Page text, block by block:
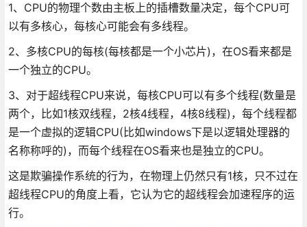
1、CPU的物理个数由主板上的插槽数量决定，每个CPU可
以有多核心，每核心可能会有多线程。
2、多核CPU的每核(每核都是一个小芯片)，在OS看来都是
一个独立的CPU。
3、对于超线程CPU来说，每核CPU可以有多个线程(数量是
两个，比如1核双线程，2核4线程，4核8线程)，每个线程都
是一个虚拟的逻辑CPU(比如windows下是以逻辑处理器的
名称称呼的)，而每个线程在OS看来也是独立的CPU。
这是欺骗操作系统的行为，在物理上仍然只有1核，只不过在
超线程CPU的角度上看，它认为它的超线程会加速程序的运
行。